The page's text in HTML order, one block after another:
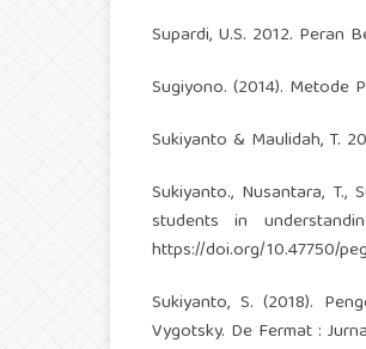
Supardi, U.S. 2012. Peran
Sugiyono. (2014). Metode
Sukiyanto & Maulidah, T.
Sukiyanto., Nusantara,
students in
https://doi.org/10.47750/
Sukiyanto, S. (2018).
Vygotsky. De Fermat :